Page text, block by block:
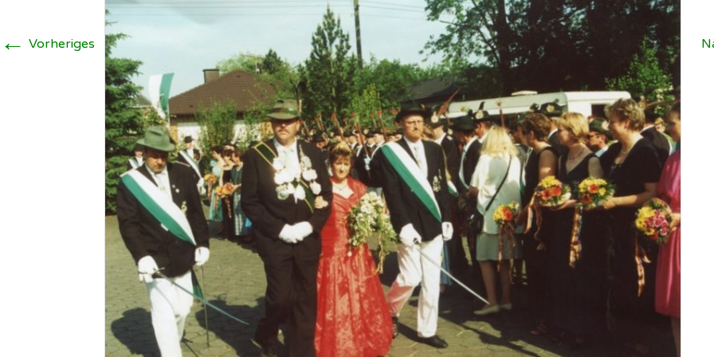
Schützenverein
Soldatenkameradschaft
Scheidingen/Illingen
SuS Scheidingen ▸
Wetter
Illingen
history.scheidingen
Scheidingen auf
Wikipedia
Illingen auf Wikipedia
herzlich willkommen!
Regeln für unsere
Sozialen Netzwerke und
Impressum
Datenschutz etc…
← Vorheriges